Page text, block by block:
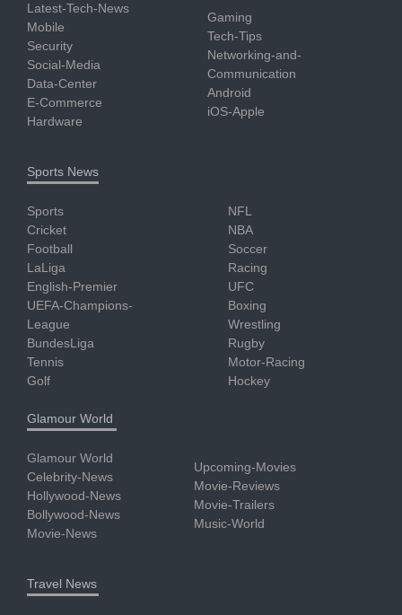
Latest-Tech-News
Mobile
Security
Social-Media
Data-Center
E-Commerce
Hardware
Gaming
Tech-Tips
Networking-and-
Communication
Android
iOS-Apple
Sports News
Sports
Cricket
Football
LaLiga
English-Premier
UEFA-Champions-
League
BundesLiga
Tennis
Golf
NFL
NBA
Soccer
Racing
UFC
Boxing
Wrestling
Rugby
Motor-Racing
Hockey
Glamour World
Glamour World
Celebrity-News
Hollywood-News
Bollywood-News
Movie-News
Upcoming-Movies
Movie-Reviews
Movie-Trailers
Music-World
Travel News